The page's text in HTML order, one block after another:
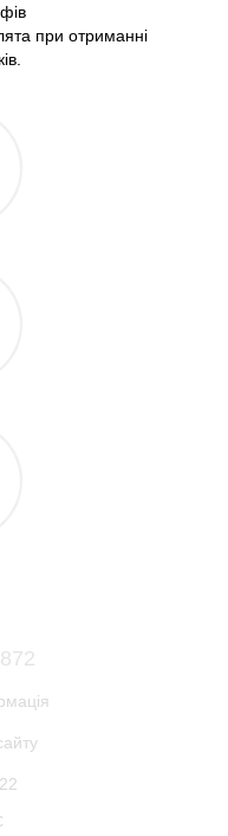
при отриманні